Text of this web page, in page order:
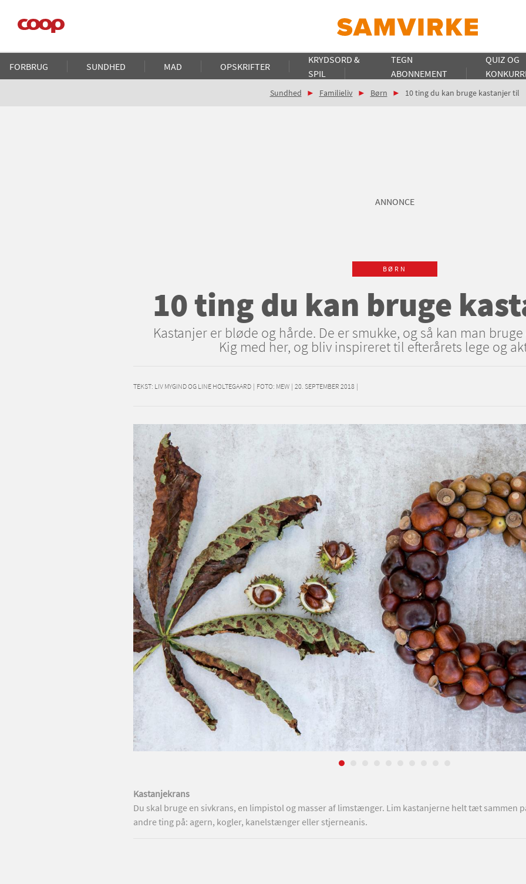
hovedindhold
Main
navigation
FORBRUG SUNDHED MAD OPSKRIFTER
KRYDSORD &
SPIL
TEGN
ABONNEMENT
QUIZ OG
Brødkrumme
Sundhed Familieliv Børn 10 ting du kan bruge kastanjer til
ANNONCE
BØRN
10 ting du kan bruge
Kastanjer er bløde og hårde. De er smukke, og så kan man
Kig med her, og bliv inspireret til efterårets lege og
TEKST: LIV MYGIND OG LINE HOLTEGAARD | FOTO: MEW | 20. SEPTEMBER 2018 |
Kastanjekrans
Du skal bruge en sivkrans, en limpistol og masser af limstænger. Lim kastanjerne helt tæt sammen
andre ting på: agern, kogler, kanelstænger eller stjerneanis.